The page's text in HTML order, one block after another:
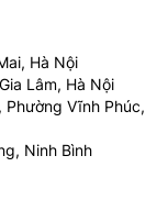
Hà Nội
Lâm, Hà Nội
Vĩnh Phúc,
Ninh Bình